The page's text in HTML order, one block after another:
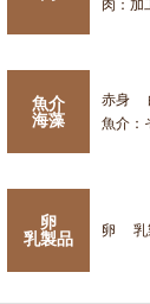
肉：加
魚介
海藻
赤身
魚介：
卵
乳製品
卵